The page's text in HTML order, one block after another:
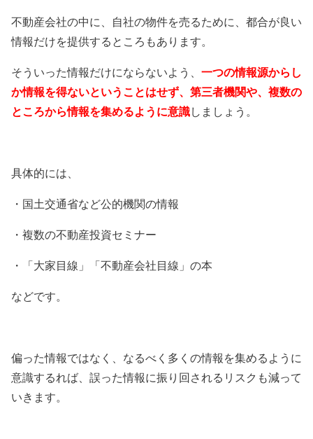
不動産会社の中に、自社の物件を売るために、都合が良い
情報だけを提供するところもあります。
そういった情報だけにならないよう、 一つの情報源からし
か情報を得ないということはせず、第三者機関や、複数の
ところから情報を集めるように意識しましょう。
具体的には、
・国土交通省など公的機関の情報
・複数の不動産投資セミナー
・「大家目線」「不動産会社目線」の本
などです。
偏った情報ではなく、なるべく多くの情報を集めるように
意識するれば、誤った情報に振り回されるリスクも減って
いきます。